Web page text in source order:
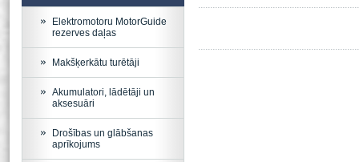
Elektromotoru MotorGuide
rezerves daļas
Makšķerkātu turētāji
Akumulatori, lādētāji un
aksesuāri
Drošības un glābšanas
aprīkojums